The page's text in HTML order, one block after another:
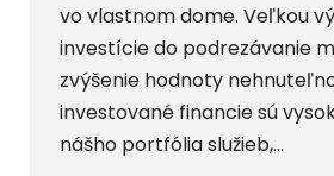
vo vlastnom dome. Veľkou
investície do podrezávanie
zvýšenie hodnoty
investované financie sú
nášho portfólia služieb,…